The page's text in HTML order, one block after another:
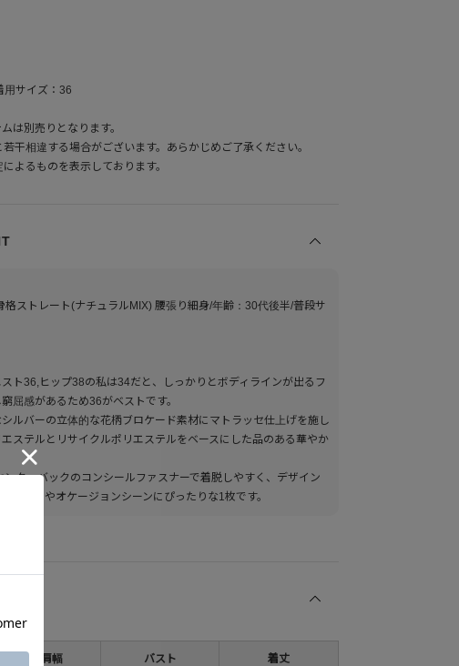
サイズ：36
は別売りとなります。
干相違する場合がございます。あらかじめご了承ください。
よるものを表示しております。
格ストレート(ナチュラルMIX) 腰張り細身/年齢：30代後半/普段サ
ト36,ヒップ38の私は34だと、しっかりとボディラインが出るフ
屈感があるため36がベストです。
ルバーの立体的な花柄ブロケード素材にマトラッセ仕上げを施し
ステルとリサイクルポリエステルをベースにした品のある華やか
ターバックのコンシールファスナーで着脱しやすく、デザイン
ティーやオケージョンシーンにぴったりな1枚です。
肩幅 バスト 着丈